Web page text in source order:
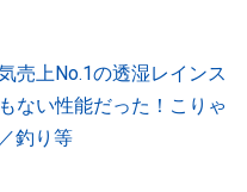
売上No.1の透湿レインス
ない性能だった！こりゃ
釣り等